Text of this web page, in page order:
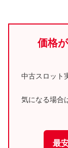
価格
中古スロット
気になる場合
最